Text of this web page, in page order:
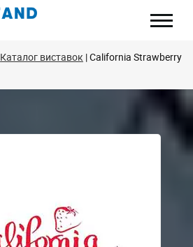
Каталог виставок California Strawberry